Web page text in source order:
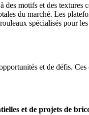
motifs et des textures
du marché. Les
spécialisés pour
et de défis.
et de projets de